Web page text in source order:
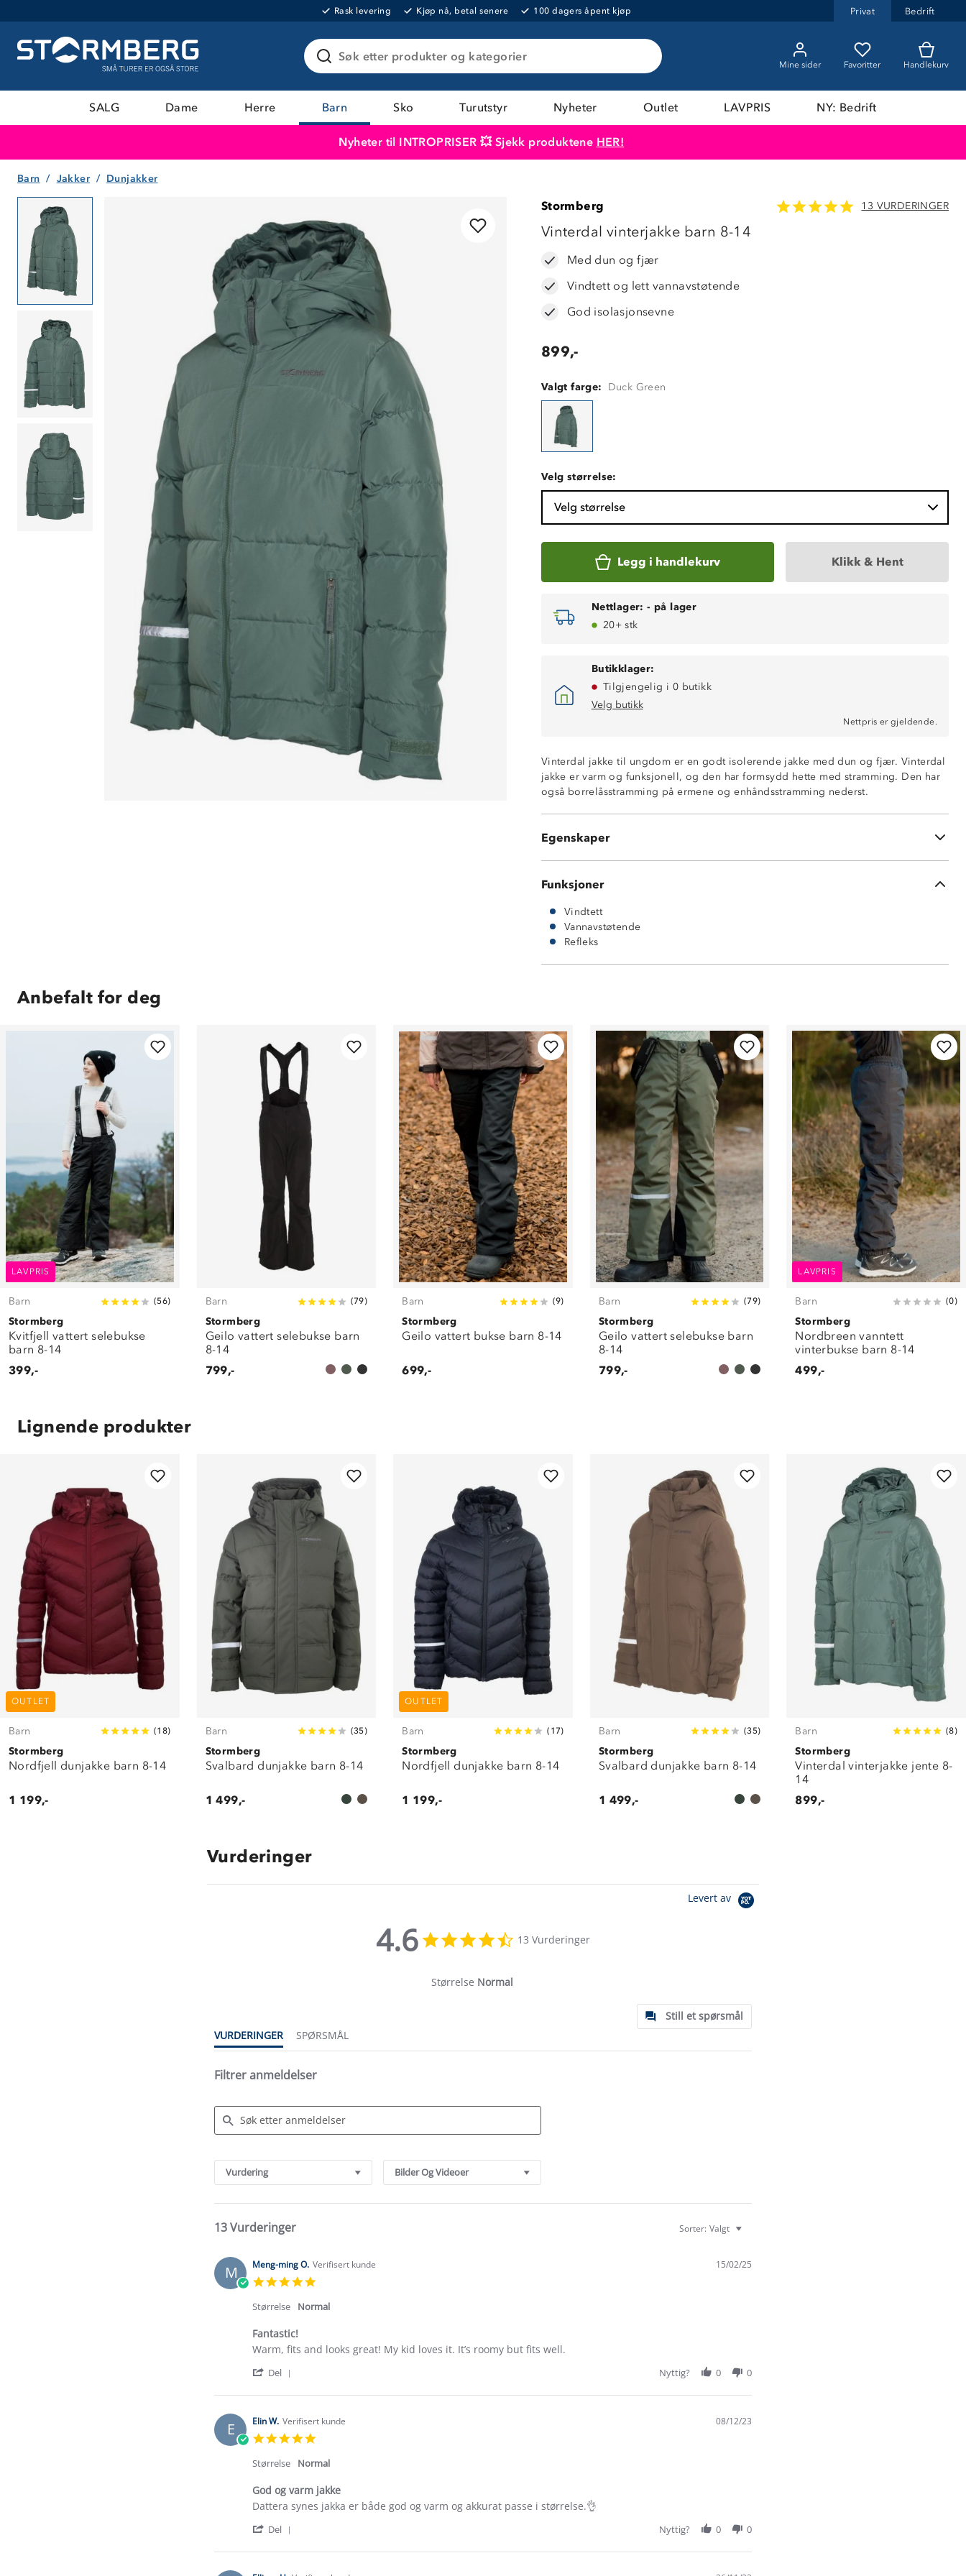
Rask levering Kjøp nå, betal senere 100 dagers åpent kjøp Privat Bedrift
Søk etter produkter og kategorier
Mine sider Favoritter Handlekurv
SALG Dame Herre Barn Sko Turutstyr Nyheter Outlet LAVPRIS NY: Bedrift
Nyheter til INTROPRISER 💥 Sjekk produktene HER!
Barn Jakker Dunjakker
Stormberg 13 VURDERINGER
Vinterdal vinterjakke barn 8-14
Med dun og fjær
Vindtett og lett vannavstøtende
God isolasjonsevne
899,-
Valgt farge: Duck Green
Velg størrelse:
Velg størrelse
Legg i handlekurv Klikk & Hent
Nettlager: - på lager
20+ stk
Butikklager:
Tilgjengelig i 0 butikk
Velg butikk
Nettpris er gjeldende.
Vinterdal jakke til ungdom er en godt isolerende jakke med dun og fjær. Vinterdal
jakke er varm og funksjonell, og den har formsydd hette med stramming. Den har
også borrelåsstramming på ermene og enhåndsstramming nederst.
Egenskaper
Vattert hette med justeringsmuligheter
To glidelåslommer
Enhåndsstramming nederst
matproduksjon
Funksjoner
Vindtett
Vannavstøtende
Refleks
Anbefalt for deg
LAVPRIS
Barn (56)
Stormberg
Kvitfjell vattert selebukse
barn 8-14
399,-
Barn (79)
Stormberg
Geilo vattert selebukse barn
8-14
799,-
Barn (9)
Stormberg
Geilo vattert bukse barn 8-14
699,-
Barn (79)
Stormberg
Geilo vattert selebukse barn
8-14
799,-
LAVPRIS
Barn (0)
Stormberg
Nordbreen vanntett
vinterbukse barn 8-14
499,-
Lignende produkter
OUTLET
Barn (18)
Stormberg
Nordfjell dunjakke barn 8-14
1 199,-
Barn (35)
Stormberg
Svalbard dunjakke barn 8-14
1 499,-
OUTLET
Barn ( 17)
Stormberg
Nordfjell dunjakke barn 8-14
1 199,-
Barn (35)
Stormberg
Svalbard dunjakke barn 8-14
1 499,-
Barn (8)
Stormberg
Vinterdal vinterjakke jente 8-
14
899,-
Vurderinger
Levert av
4.6
star
13 Vurderinger
Størrelse Normal
Still et spørsmål
VURDERINGER
SPØRSMÅL
Filtrer anmeldelser
Reviews
Vurdering Bilder Og Videoer
13 Vurderinger Sorter: Valgt
M Meng-ming O. Verifisert kunde
rating
15/02/25
Størrelse Normal
Fantastic!
Review
Meng-
O.
15
Feb
2025
review
Fantastic!
Warm, fits and looks great! My kid loves it. It’s roomy but fits well.
Del
Review
Meng-
ming
O.
on
15
2025
Nyttig? 0 0
E Elin W. Verifisert kunde
rating
08/12/23
Størrelse Normal
God og varm jakke
Review
Elin
on
review
God
varm
Dattera synes jakka er både god og varm og akkurat passe i størrelse.👌
Del
Review
Nyttig? 0 0